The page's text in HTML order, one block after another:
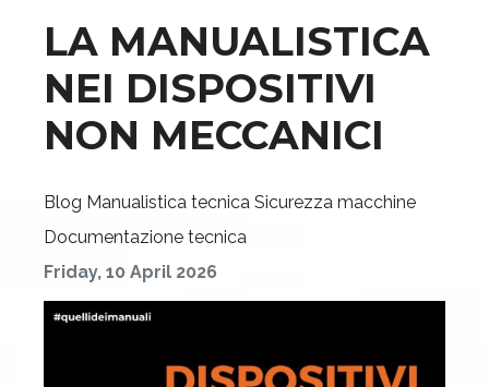
LA MANUALISTICA
NEI DISPOSITIVI
NON MECCANICI
Blog Manualistica tecnica Sicurezza macchine
Documentazione tecnica
Friday, 10 April 2026